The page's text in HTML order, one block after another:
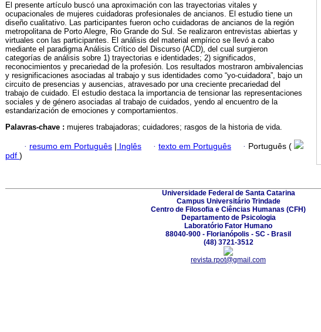
El presente artículo buscó una aproximación con las trayectorias vitales y
ocupacionales de mujeres cuidadoras profesionales de ancianos. El estudio tiene un
diseño cualitativo. Las participantes fueron ocho cuidadoras de ancianos de la región
metropolitana de Porto Alegre, Rio Grande do Sul. Se realizaron entrevistas abiertas y
virtuales con las participantes. El análisis del material empírico se llevó a cabo
mediante el paradigma Análisis Crítico del Discurso (ACD), del cual surgieron
categorías de análisis sobre 1) trayectorias e identidades; 2) significados,
reconocimientos y precariedad de la profesión. Los resultados mostraron ambivalencias
y resignificaciones asociadas al trabajo y sus identidades como “yo-cuidadora”, bajo un
circuito de presencias y ausencias, atravesado por una creciente precariedad del
trabajo de cuidado. El estudio destaca la importancia de tensionar las representaciones
sociales y de género asociadas al trabajo de cuidados, yendo al encuentro de la
estandarización de emociones y comportamientos.
Palavras-chave : mujeres trabajadoras; cuidadores; rasgos de la historia de vida.
· resumo em Português | Inglês · texto em Português · Português (
pdf )
Universidade Federal de Santa Catarina
Campus Universitário Trindade
Centro de Filosofia e Ciências Humanas (CFH)
Departamento de Psicologia
Laboratório Fator Humano
88040-900 - Florianópolis - SC - Brasil
(48) 3721-3512
revista.rpot@gmail.com